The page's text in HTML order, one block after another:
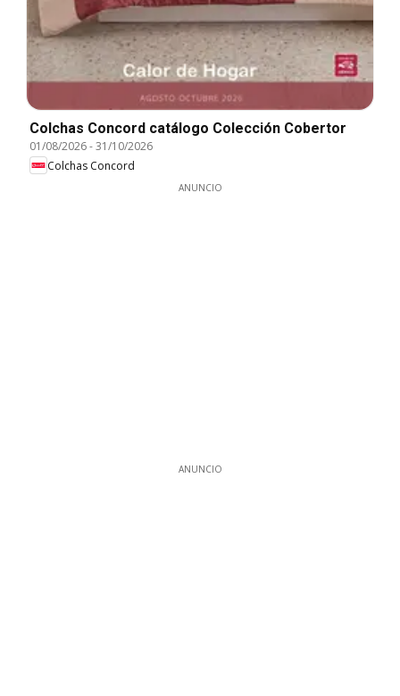
Colchas Concord catálogo Colección Cobertor
01/08/2026-31/10/2026
Colchas Concord
ANUNCIO
ANUNCIO